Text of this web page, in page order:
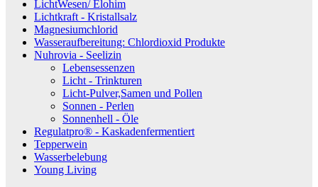
LichtWesen/ Elohim
Lichtkraft - Kristallsalz
Magnesiumchlorid
Wasseraufbereitung: Chlordioxid Produkte
Nuhrovia - Seelizin
Lebensessenzen
Licht - Trinkturen
Licht-Pulver,Samen und Pollen
Sonnen - Perlen
Sonnenhell - Öle
Regulatpro® - Kaskadenfermentiert
Tepperwein
Wasserbelebung
Young Living